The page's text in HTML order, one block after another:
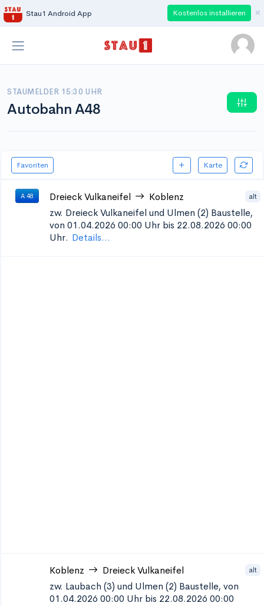
Stau1 Android App Kostenlos installieren ×
STAUMELDER 15:30 UHR
Autobahn A48
Favoriten Karte
A 48 Dreieck Vulkaneifel Koblenz alt
zw. Dreieck Vulkaneifel und Ulmen (2) Baustelle,
von 01.04.2026 00:00 Uhr bis 22.08.2026 00:00
Uhr. Details...
Koblenz Dreieck Vulkaneifel alt
zw. Laubach (3) und Ulmen (2) Baustelle, von
01.04.2026 00:00 Uhr bis 22.08.2026 00:00